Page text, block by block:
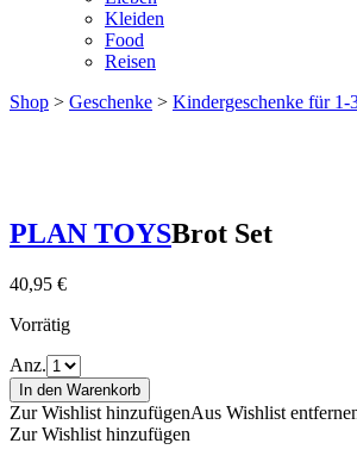
Kleiden
Food
Reisen
Shop > Geschenke > Kindergeschenke für 1-
PLAN TOYSBrot Set
40,95 €
Vorrätig
Anz.
In den Warenkorb
Zur Wishlist hinzufügenAus Wishlist
Zur Wishlist hinzufügen